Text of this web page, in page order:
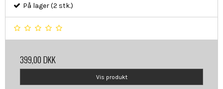
På lager (2 stk.)
399,00 DKK
Vis produkt